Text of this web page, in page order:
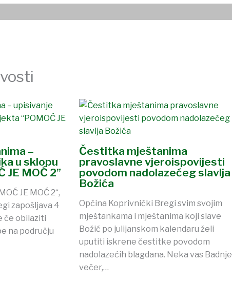
–
u sklopu
JE MOĆ 2”
JE MOĆ 2“,
zapošljava 4
će obilaziti
na području
Čestitka mještanima
pravoslavne vjeroispovijesti
povodom nadolazećeg slavlja
Božića
Općina Koprivnički Bregi svim svojim
mještankama i mještanima koji slave
Božić po julijanskom kalendaru želi
uputiti iskrene čestitke povodom
nadolazećih blagdana. Neka vas Badnje
večer,…